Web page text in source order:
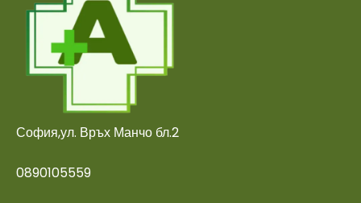
София,ул. Връх Манчо бл.2
0890105559